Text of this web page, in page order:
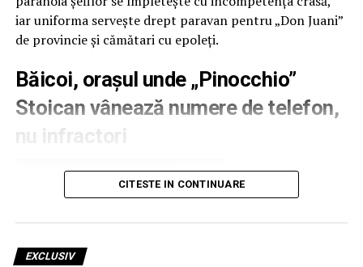
iar uniforma servește drept paravan pentru „Don Juani”
de provincie și cămătari cu epoleți.
Băicoi, orașul unde „Pinocchio”
Stoican vânează numere de telefon,
nu infractori
CITESTE IN CONTINUARE
EXCLUSIV